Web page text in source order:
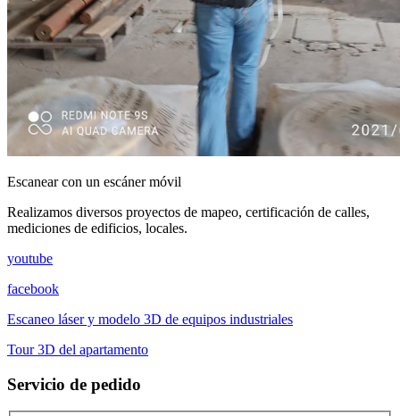
Escanear con un escáner móvil
Realizamos diversos proyectos de mapeo, certificación de calles,
mediciones de edificios, locales.
youtube
facebook
Escaneo láser y modelo 3D de equipos industriales
Tour 3D del apartamento
Servicio de pedido